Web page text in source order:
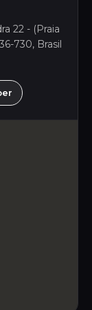
22 - (Praia
730, Brasil